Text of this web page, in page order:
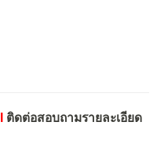
ติดต่อสอบถามรายละเอียด